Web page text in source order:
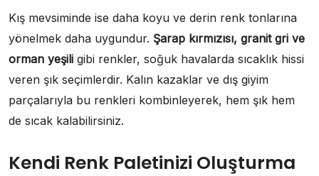
Kış mevsiminde ise daha koyu ve derin renk tonlarına
yönelmek daha uygundur. Şarap kırmızısı, granit gri ve
orman yeşili gibi renkler, soğuk havalarda sıcaklık hissi
veren şık seçimlerdir. Kalın kazaklar ve dış giyim
parçalarıyla bu renkleri kombinleyerek, hem şık hem
de sıcak kalabilirsiniz.
Kendi Renk Paletinizi Oluşturma